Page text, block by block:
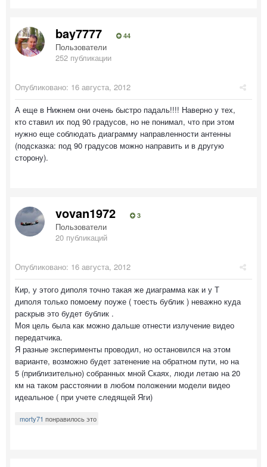
bay7777 44
Пользователи
252 публикации
Опубликовано: 16 августа, 2012
А еще в Нижнем они очень быстро падаль!!!! Наверно у тех,
кто ставил их под 90 градусов, но не понимал, что при этом
нужно еще соблюдать диаграмму направленности антенны
(подсказка: под 90 градусов можно направить и в другую
сторону).
vovan1972 3
Пользователи
20 публикаций
Опубликовано: 16 августа, 2012
Кир, у этого диполя точно такая же диаграмма как и у Т
диполя только помоему поуже ( тоесть бублик ) неважно куда
раскрыв это будет бублик .
Моя цель была как можно дальше отнести излучение видео
передатчика.
Я разные эксперименты проводил, но остановился на этом
варианте, возможно будет затенение на обратном пути, но на
5 (приблизительно) собранных мной Скаях, люди летаю на 20
км на таком расстоянии в любом положении модели видео
идеальное ( при учете следящей Яги)
morty71 понравилось это